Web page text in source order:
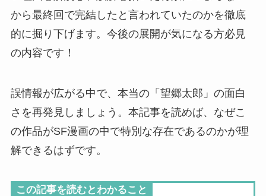
から最終回で完結したと言われていたのかを徹底
的に掘り下げます。今後の展開が気になる方必見
の内容です！
誤情報が広がる中で、本当の「望郷太郎」の面白
さを再発見しましょう。本記事を読めば、なぜこ
の作品がSF漫画の中で特別な存在であるのかが理
解できるはずです。
この記事を読むとわかること